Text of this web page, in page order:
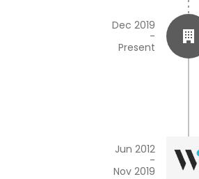
Dec 2019
-
Present
Jun 2012
-
Nov 2019